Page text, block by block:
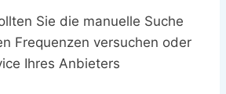
Sie die manuelle Suche
Frequenzen versuchen oder
Ihres Anbieters